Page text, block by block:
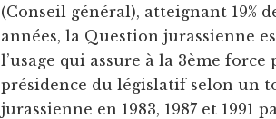
(Conseil général), atteignant 19%
années, la Question jurassienne
l’usage qui assure à la 3ème
présidence du législatif selon un
jurassienne en 1983, 1987 et 1991